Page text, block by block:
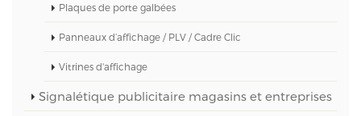
Plaques de porte galbées
Panneaux d’affichage / PLV / Cadre Clic
Vitrines d'affichage
Signalétique publicitaire magasins et entreprises